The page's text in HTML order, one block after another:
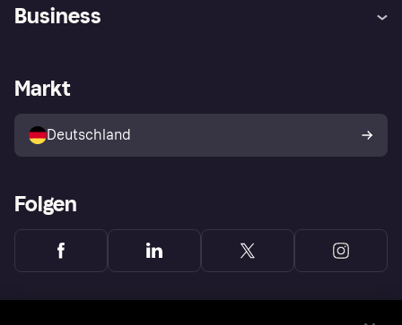
Klarna App
Shops entdecken
Käuferschutzrichtlinie
Dein Widerrufsrecht
Business
Händlerportal
Markt
Deutschland
Folgen